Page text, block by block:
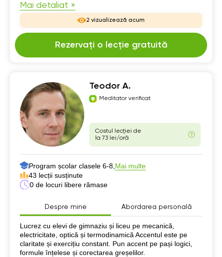
Mai detaliat »
2 vizualizează acum
Rezervați o lecție gratuită
Teodor A.
Meditator verificat
Costul lecției de
la 73 lei/oră
Program școlar clasele 6-8, Mai multe
43 lecții susținute
0 de locuri libere rămase
Despre mine Abordarea personală
Despre mine
Lucrez cu elevi de gimnaziu și liceu pe mecanică,
electricitate, optică și termodinamică Accentul este pe
claritate și exercițiu constant. Pun accent pe pași logici,
formule înțelese și corectarea greșelilor.